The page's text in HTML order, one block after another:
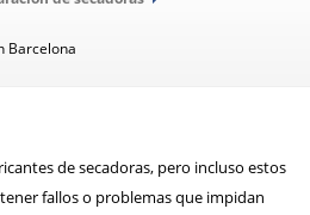
Barcelona
de secadoras, pero incluso estos
fallos o problemas que impidan